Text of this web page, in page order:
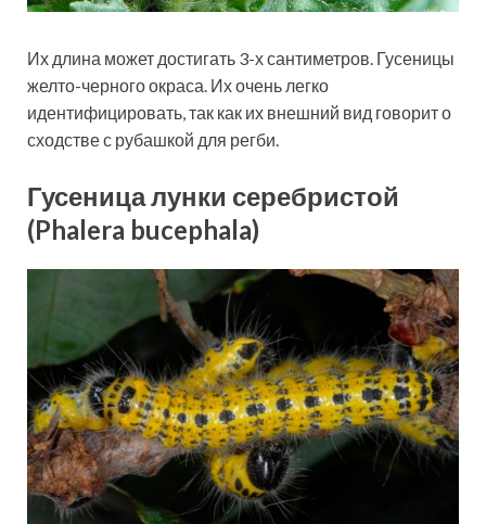
Их длина может достигать 3-х сантиметров. Гусеницы
желто-черного окраса. Их очень легко
идентифицировать, так как их внешний вид говорит о
сходстве с рубашкой для регби.
Гусеница лунки серебристой
(Phalera bucephala)